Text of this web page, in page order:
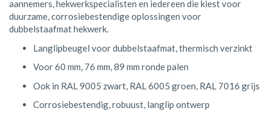
aannemers, hekwerkspecialisten en iedereen die kiest voor
duurzame, corrosiebestendige oplossingen voor
dubbelstaafmat hekwerk.
Langlipbeugel voor dubbelstaafmat, thermisch verzinkt
Voor 60 mm, 76 mm, 89 mm ronde palen
Ook in RAL 9005 zwart, RAL 6005 groen, RAL 7016 grijs
Corrosiebestendig, robuust, langlip ontwerp